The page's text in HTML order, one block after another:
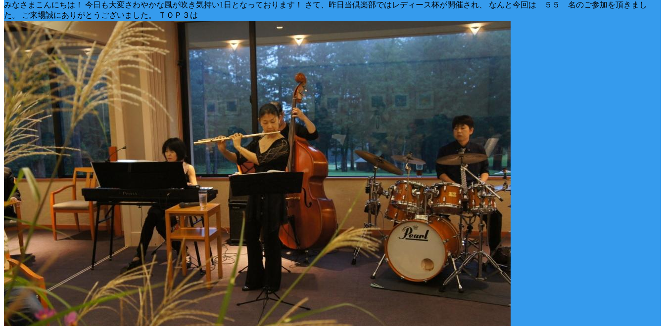
みなさまこんにちは！ 今日も大変さわやかな風が吹き気持い1日となっております！ さて、昨日当倶楽部ではレディース杯が開催され、 なんと今回は ５５ 名のご参加を頂きまし
た。 ご来場誠にありがとうございました。 ＴＯＰ３は